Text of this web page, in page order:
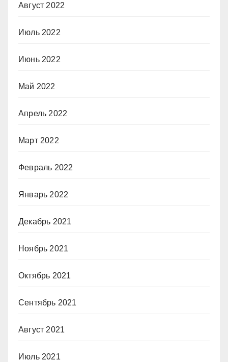
Август 2022
Июль 2022
Июнь 2022
Май 2022
Апрель 2022
Март 2022
Февраль 2022
Январь 2022
Декабрь 2021
Ноябрь 2021
Октябрь 2021
Сентябрь 2021
Август 2021
Июль 2021